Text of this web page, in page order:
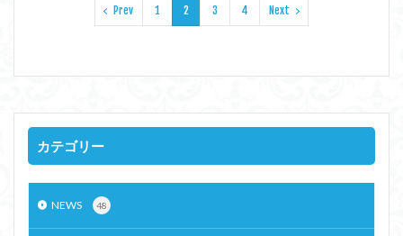
Prev 1 2 3 4 Next
カテゴリー
NEWS 48